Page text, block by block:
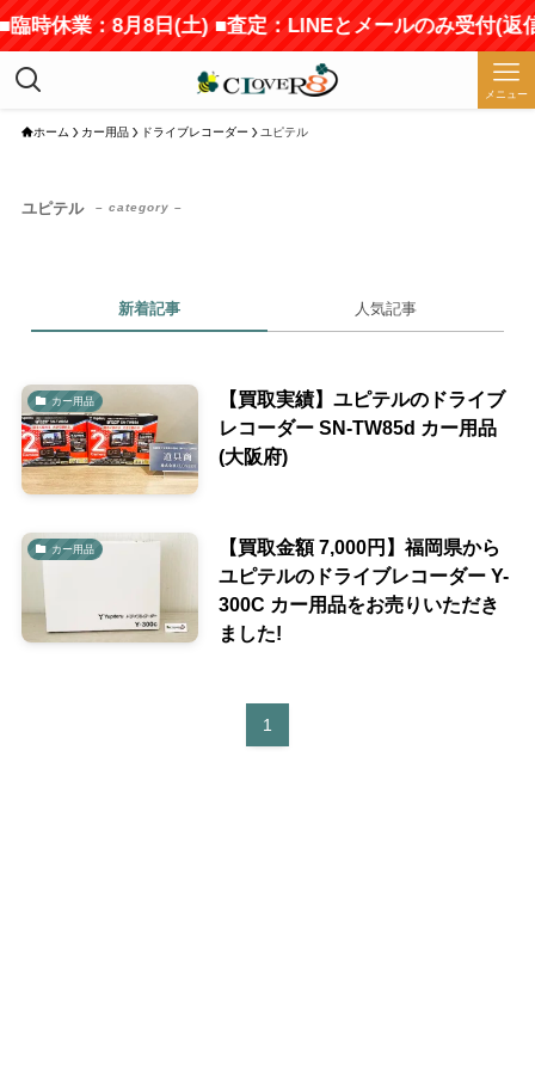
臨時休業：8月8日(土) ■査定：LINEとメールのみ受付(返
メニュー
ホーム カー用品 ドライブレコーダー ユピテル
ユピテル – category –
新着記事 人気記事
カー用品
【買取実績】ユピテルのドライブ
レコーダー SN-TW85d カー用品
(大阪府)
カー用品
【買取金額 7,000円】福岡県から
ユピテルのドライブレコーダー Y-
300C カー用品をお売りいただき
ました!
1